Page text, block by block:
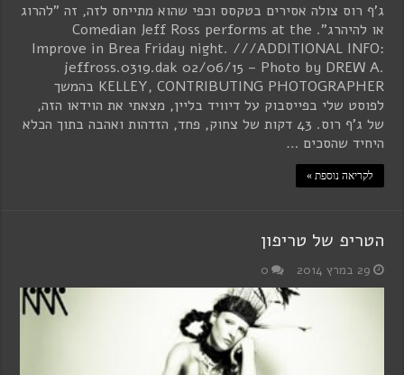
ג'ף רוס צולה אסירים בטקסס וכפי שהוא מתייחס לזה, זה "להרוג
או להיהרג". Comedian Jeff Ross performs at the
Improve in Brea Friday night. ///ADDITIONAL INFO:
jeffross.0319.dak 02/06/15 – Photo by DREW A.
KELLEY, CONTRIBUTING PHOTOGRAPHER בהמשך
לפוסט שלי בפייסבוק על דיוויד בליין, מצאתי את הוידאו הזה,
של ג'ף רוס. 43 דקות של צחוק, פחד, הזדהות ואהבה בתוך הכלא
היחיד שהסכים …
לקריאה נוספת »
הטריפ של טריפון
29 במרץ 2014 0